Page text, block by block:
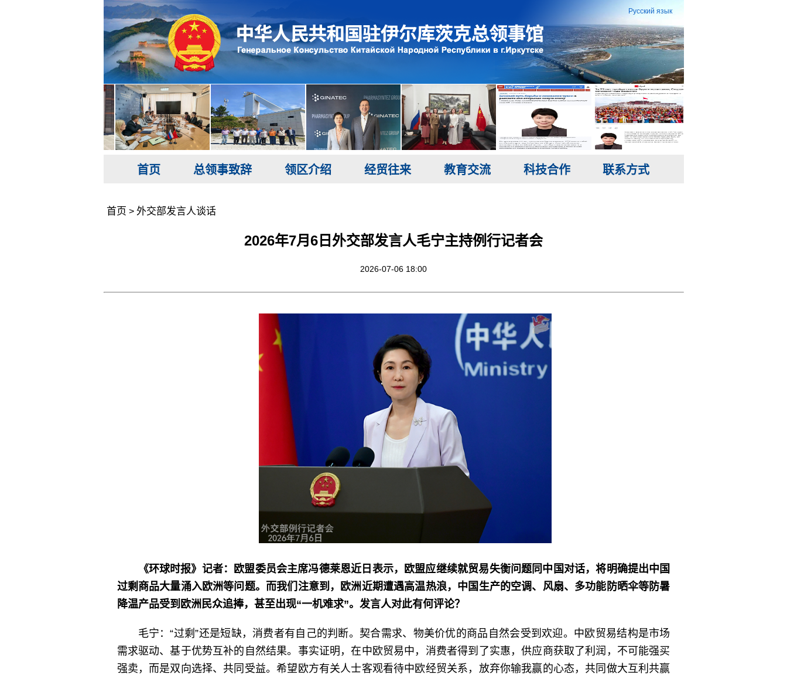
Русский язык
首页 总领事致辞 领区介绍 经贸往来 教育交流 科技合作 联系方式
首页 > 外交部发言人谈话
2026年7月6日外交部发言人毛宁主持例行记者会
2026-07-06 18:00
《环球时报》记者：欧盟委员会主席冯德莱恩近日表示，欧盟应继续就贸易失衡问题同中国对话，将明确提出中国
过剩商品大量涌入欧洲等问题。而我们注意到，欧洲近期遭遇高温热浪，中国生产的空调、风扇、多功能防晒伞等防暑
降温产品受到欧洲民众追捧，甚至出现“一机难求”。发言人对此有何评论？
毛宁：“过剩”还是短缺，消费者有自己的判断。契合需求、物美价优的商品自然会受到欢迎。中欧贸易结构是市场
需求驱动、基于优势互补的自然结果。事实证明，在中欧贸易中，消费者得到了实惠，供应商获取了利润，不可能强买
强卖，而是双向选择、共同受益。希望欧方有关人士客观看待中欧经贸关系，放弃你输我赢的心态，共同做大互利共赢